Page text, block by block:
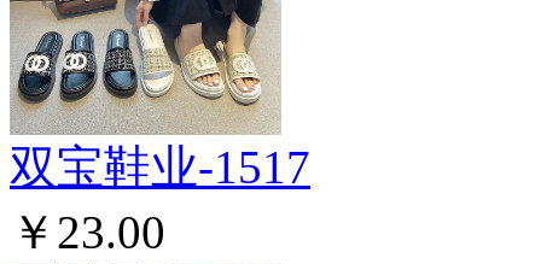
双宝鞋业-1517
￥23.00